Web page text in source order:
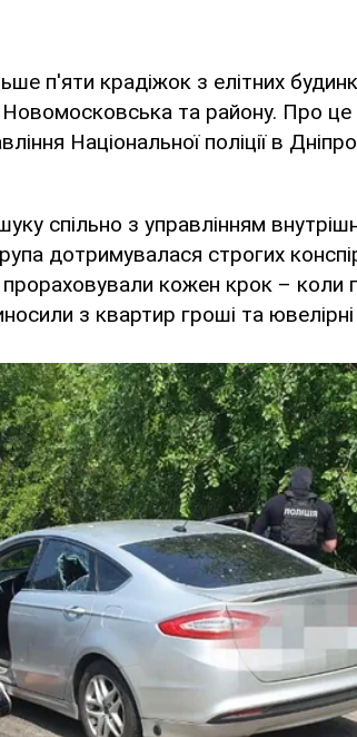
п'яти крадіжок з елітних
Новомосковська та району. Про
Національної поліції в
спільно з управлінням
дотримувалася строгих
кожен крок – коли
з квартир гроші та